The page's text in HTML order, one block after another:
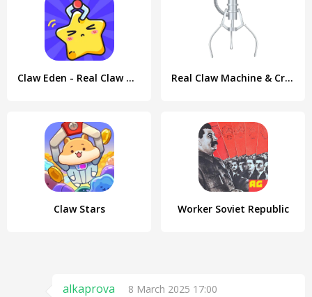
Claw Eden - Real Claw Machine Real Claw Machine & Crane Game
Claw Stars Worker Soviet Republic
alkaprova
8 March 2025 17:00